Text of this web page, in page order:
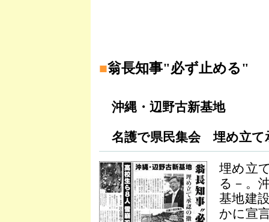
■翁長知事"必ず止める"
沖縄・辺野古新基地
名護で県民集会 埋め立て
埋め立
る－。
基地建
かに宣